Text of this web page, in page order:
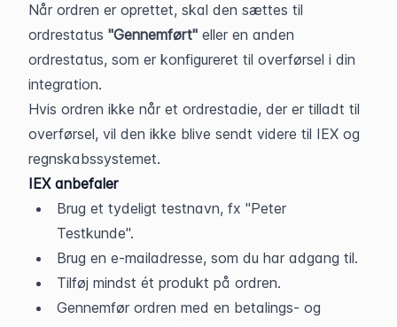
Når ordren er oprettet, skal den sættes til
ordrestatus "Gennemført" eller en anden
ordrestatus, som er konfigureret til overførsel i din
integration.
Hvis ordren ikke når et ordrestadie, der er tilladt til
overførsel, vil den ikke blive sendt videre til IEX og
regnskabssystemet.
IEX anbefaler
Brug et tydeligt testnavn, fx "Peter
Testkunde".
Tilføj mindst ét produkt på ordren.
Gennemfør ordren med en betalings- og